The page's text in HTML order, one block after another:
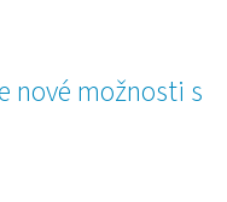
nové možnosti s